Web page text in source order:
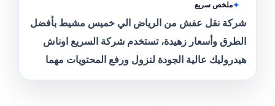
ملخص سريع
شركة نقل عفش من الرياض الي خميس مشيط بأفضل
الطرق وأسعار زهيدة، تستخدم شركة السريع اوناش
هيدروليك عالية الجودة لنزول ورفع المحتويات مهما